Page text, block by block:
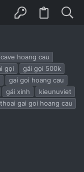
cave hoang cau
gọi
gái gọi 500k
gai goi hoang cau
gái xinh
kieunuviet
gai goi hoang cau